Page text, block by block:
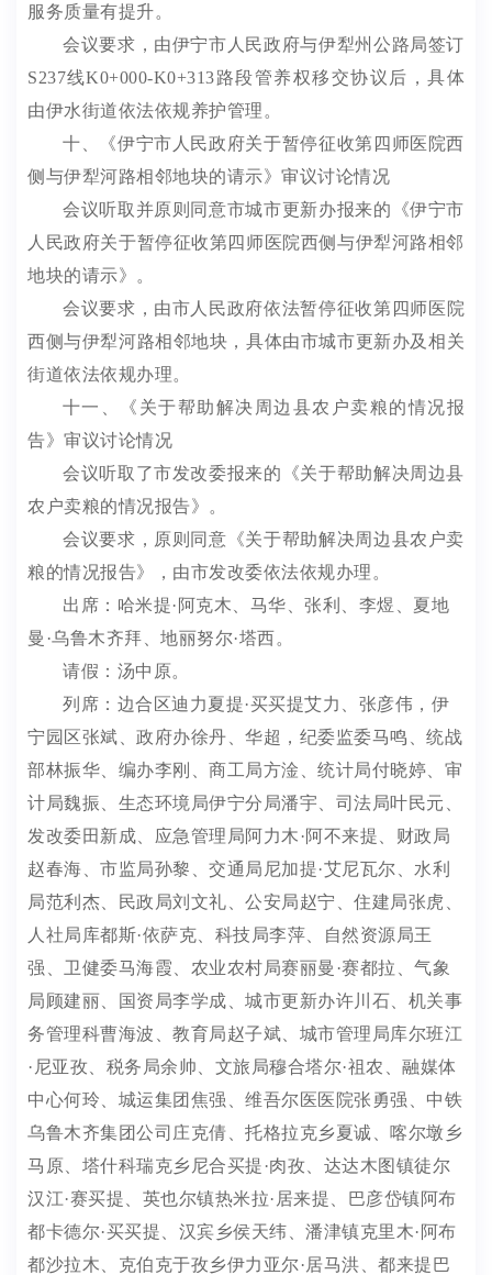
服务质量有提升。
会议要求，由伊宁市人民政府与伊犁州公路局签订
S237线K0+000-K0+313路段管养权移交协议 后，具体
由伊水街道依法依规养护管理 。
十、《伊宁市人民政府关于暂停征收第四师医院西
侧与伊犁河路相邻地块的请示》 审议讨论情况
会议听取并原则同意市城市更新办报来的《伊宁市
人民政府关于暂停征收第四师医院西侧与伊犁河路相邻
地块的请示》。
会议要求，由市人民政府依法暂停征收第四师医院
西侧与伊犁河路相邻地块 ，具体由市城市更新办及相关
街道依法依规办理。
十一
、《关于帮助解决周边县农户卖粮的情况报
告》 审议讨论情况
会议听取了市发改委报来的《关于帮助解决周边县
农户卖粮的情况报告》。
会议要求，原则同意《关于帮助解决周边县农户卖
粮的情况报告》
，由市发改委依法依规办理 。
出席： 哈米提· 阿克木 马华 、张利、李煜、夏地
曼 ·乌鲁木齐拜、地丽努尔·塔西。
请假： 汤中原。
列席： 边合区迪力夏提·买买提艾力
、张彦伟，伊
宁园区张斌、政府办徐丹、华超，纪委监委马鸣、统战
部林振华、编办李刚、商工局方淦、统计局付晓婷、审
计局魏振、生态环境局伊宁分局潘宇、司法局叶民元、
发改委田新成、应急管理局阿力木 ·阿不来提、财政局
赵春海、市监局孙黎、交通局尼加提·艾尼瓦尔、水利
局范利杰、民政局刘文礼、公安局赵宁、住建局张虎、
人社局库都斯·依萨克、科技局李萍、自然资源局王
强、卫健委马海霞、农业农村局赛丽曼·赛都拉、气象
局顾建丽、国资局李学成、城市更新办许川石、机关事
务管理科曹海波、教育局赵子斌、城市管理局库尔班江
·尼亚孜、税务局余帅、文旅局穆合塔尔·祖农、融媒体
中心何玲、城运集团焦强、维吾尔医医院张勇强、中铁
乌鲁木齐集团公司庄克倩、托格拉克乡夏诚、喀尔墩乡
马原、塔什科瑞克乡尼合买提·肉孜、达达木图镇徒尔
汉江·赛买提、英也尔镇热米拉·居来提、巴彦岱镇阿布
都卡德尔·买买提、汉宾乡侯天纬、潘津镇克里木·阿布
都沙拉木、克伯克于孜乡伊力亚尔·居马洪、都来提巴